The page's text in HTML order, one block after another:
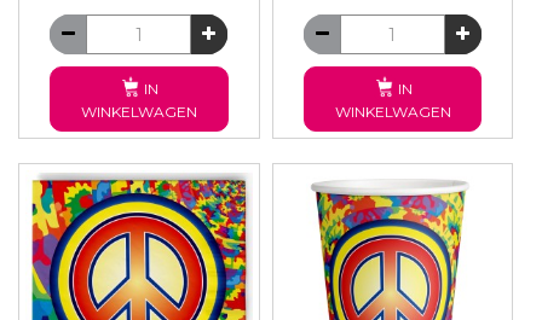
IN
WINKELWAGEN
IN
WINKELWAGEN